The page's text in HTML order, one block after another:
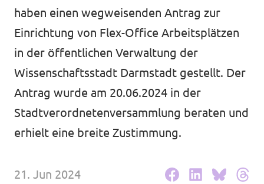
Startseite
Unser Team
Unsere Reden
Pressemitteilungen
Transparenzregister
haben einen wegweisenden Antrag zur
Einrichtung von Flex-Office Arbeitsplätzen
in der öffentlichen Verwaltung der
Wissenschaftsstadt Darmstadt gestellt. Der
Antrag wurde am 20.06.2024 in der
Stadtverordnetenversammlung beraten und
erhielt eine breite Zustimmung.
21. Jun 2024